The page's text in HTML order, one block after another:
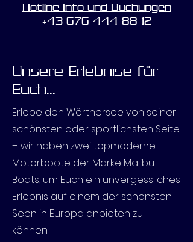
Hotline Info und Buchungen
+43 676 444 88 12
Unsere Erlebnise für
Euch...
Erlebe den Wörthersee von seiner
schönsten oder sportlichsten Seite
– wir haben zwei topmoderne
Motorboote der Marke Malibu
Boats, um Euch ein unvergessliches
Erlebnis auf einem der schönsten
Seen in Europa anbieten zu
können.